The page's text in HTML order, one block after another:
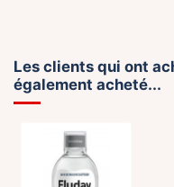
Les clients qui ont
également acheté...